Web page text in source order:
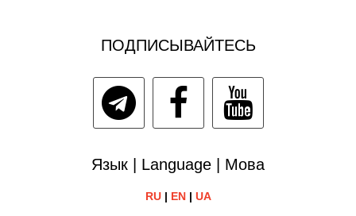
ПОДПИСЫВАЙТЕСЬ
Язык | Language | Мова
RU| EN| UA